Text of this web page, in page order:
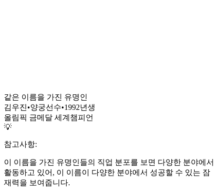
같은 이름을 가진 유명인
김우진•양궁선수•1992년생
올림픽 금메달 세계챔피언
💡
참고사항:
이 이름을 가진 유명인들의 직업 분포를 보면 다양한 분야에서
활동하고 있어, 이 이름이 다양한 분야에서 성공할 수 있는 잠
재력을 보여줍니다.